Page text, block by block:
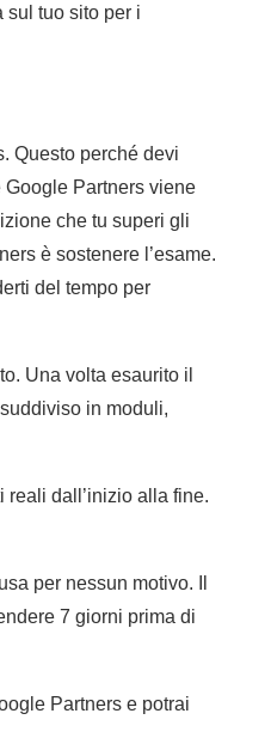
sul tuo sito per i
Questo perché devi
Partners viene
che tu superi gli
è sostenere l’esame.
del tempo per
Una volta esaurito il
in moduli,
reali dall’inizio alla fine.
per nessun motivo. Il
7 giorni prima di
Partners e potrai